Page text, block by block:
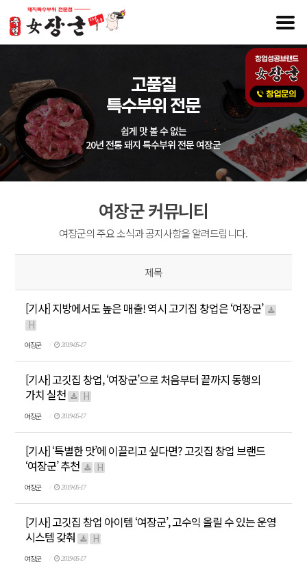
고품질
특수부위 전문
쉽게 맛 볼 수 없는
20년 전통 돼지 특수부위 전문 여장군
여장군 커뮤니티
여장군의 주요 소식과 공지사항을 알려드립니다.
제목
[기사] 지방에서도 높은 매출! 역시 고기집 창업은 ‘여장군’
H
여장군 2019-05-17
[기사] 고깃집 창업, ‘여장군’으로 처음부터 끝까지 동행의
가치 실천
H
여장군 2019-05-17
[기사] ‘특별한 맛’에 이끌리고 싶다면? 고깃집 창업 브랜드
‘여장군’ 추천
H
여장군 2019-05-17
[기사] 고깃집 창업 아이템 ‘여장군’, 고수익 올릴 수 있는 운영
시스템 갖춰
H
여장군 2019-05-17